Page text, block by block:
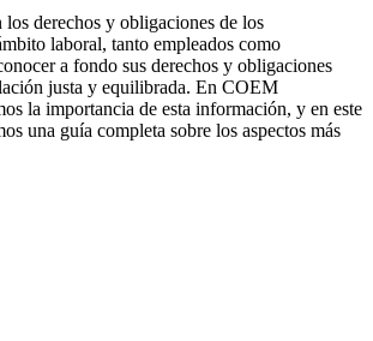
los derechos y obligaciones de los
laboral, tanto empleados como
a fondo sus derechos y obligaciones
justa y equilibrada. En COEM
la importancia de esta información, y en este
una guía completa sobre los aspectos más